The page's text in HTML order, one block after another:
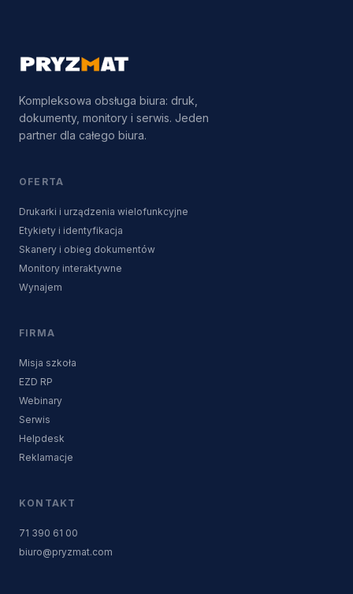
Kompleksowa obsługa biura: druk,
dokumenty, monitory i serwis. Jeden
partner dla całego biura.
OFERTA
Drukarki i urządzenia wielofunkcyjne
Etykiety i identyfikacja
Skanery i obieg dokumentów
Monitory interaktywne
Wynajem
FIRMA
Misja szkoła
EZD RP
Webinary
Serwis
Helpdesk
Reklamacje
KONTAKT
71 390 61 00
biuro@pryzmat.com